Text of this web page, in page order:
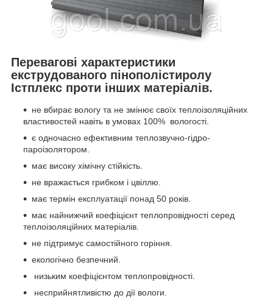
Перевагові характеристики
екструдованого пінополістиролу
Істплекс проти інших матеріалів.
не вбирає вологу та не змінює своїх теплоізоляційних
властивостей навіть в умовах 100% вологості.
є одночасно ефективним теплозвучно-гідро-
пароізолятором.
має високу хімічну стійкість.
не вражається грибком і цвіллю.
має термін експлуатації понад 50 років.
має найнижчий коефіцієнт теплопровідності серед
теплоізоляційних матеріалів.
не підтримує самостійного горіння.
екологічно безпечний.
низьким коефіцієнтом теплопровідності.
несприйнятливістю до дії вологи.